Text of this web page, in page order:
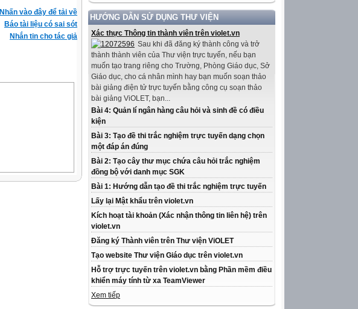
HƯỚNG DẪN SỬ DỤNG THƯ VIỆN
Xác thực Thông tin thành viên trên violet.vn
Sau khi đã đăng ký thành công và trở
thành thành viên của Thư viện trực tuyến, nếu bạn
muốn tạo trang riêng cho Trường, Phòng Giáo dục, Sở
Giáo dục, cho cá nhân mình hay bạn muốn soạn thảo
bài giảng điện tử trực tuyến bằng công cụ soạn thảo
bài giảng ViOLET, bạn...
Bài 4: Quản lí ngân hàng câu hỏi và sinh đề có điều
kiện
Bài 3: Tạo đề thi trắc nghiệm trực tuyến dạng chọn
một đáp án đúng
Bài 2: Tạo cây thư mục chứa câu hỏi trắc nghiệm
đồng bộ với danh mục SGK
Bài 1: Hướng dẫn tạo đề thi trắc nghiệm trực tuyến
Lấy lại Mật khẩu trên violet.vn
Kích hoạt tài khoản (Xác nhận thông tin liên hệ) trên
violet.vn
Đăng ký Thành viên trên Thư viện ViOLET
Tạo website Thư viện Giáo dục trên violet.vn
Hỗ trợ trực tuyến trên violet.vn bằng Phần mềm điều
khiển máy tính từ xa TeamViewer
Xem tiếp
Nhấn vào đây để tải về
Báo tài liệu có sai sót
Nhắn tin cho tác giả